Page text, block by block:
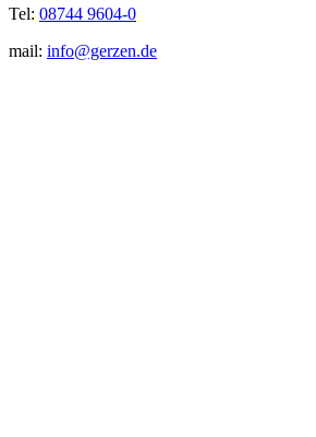
Tel: 08744 9604-0
mail: info@gerzen.de